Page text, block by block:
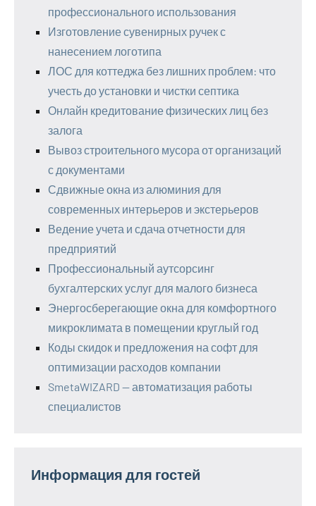
профессионального использования
Изготовление сувенирных ручек с
нанесением логотипа
ЛОС для коттеджа без лишних проблем: что
учесть до установки и чистки септика
Онлайн кредитование физических лиц без
залога
Вывоз строительного мусора от организаций
с документами
Сдвижные окна из алюминия для
современных интерьеров и экстерьеров
Ведение учета и сдача отчетности для
предприятий
Профессиональный аутсорсинг
бухгалтерских услуг для малого бизнеса
Энергосберегающие окна для комфортного
микроклимата в помещении круглый год
Коды скидок и предложения на софт для
оптимизации расходов компании
SmetaWIZARD — автоматизация работы
специалистов
Информация для гостей